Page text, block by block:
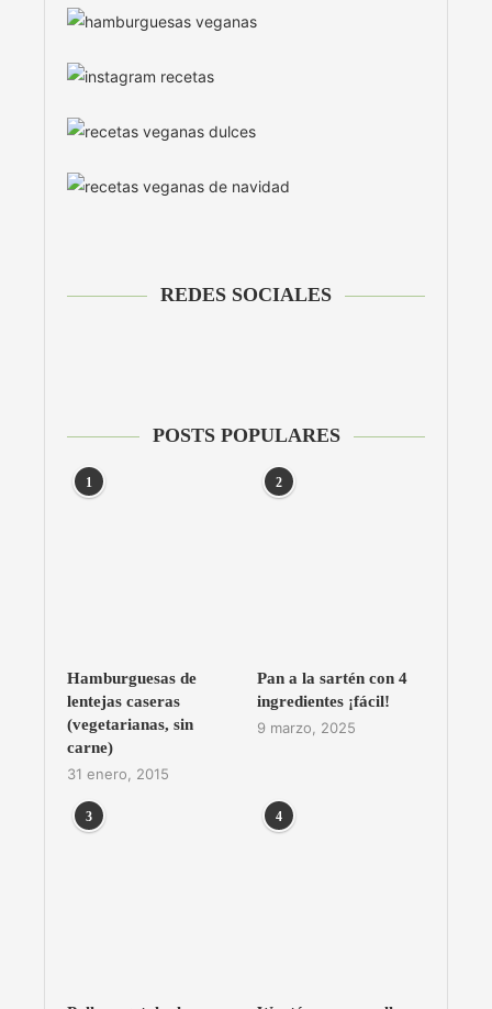
REDES SOCIALES
POSTS POPULARES
1
Hamburguesas de
lentejas caseras
(vegetarianas, sin
carne)
31 enero, 2015
2
Pan a la sartén con 4
ingredientes ¡fácil!
9 marzo, 2025
3 4